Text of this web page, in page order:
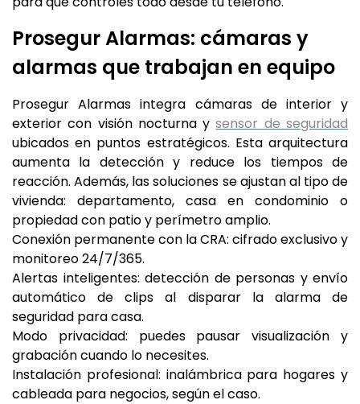
Prosegur Alarmas: cámaras y
alarmas que trabajan en equipo
Prosegur Alarmas integra cámaras de interior y
exterior con visión nocturna ysensor de seguridad
ubicados en puntos estratégicos. Esta arquitectura
aumenta la detección y reduce los tiempos de
reacción. Además, las soluciones se ajustan al tipo de
vivienda: departamento, casa en condominio o
propiedad con patio y perímetro amplio.
Conexión permanente con la CRA: cifrado exclusivo y
monitoreo 24/7/365.
Alertas inteligentes: detección de personas y envío
automático de clips al disparar la alarma de
seguridad para casa.
Modo privacidad: puedes pausar visualización y
grabación cuando lo necesites.
Instalación profesional: inalámbrica para hogares y
cableada para negocios, según el caso.